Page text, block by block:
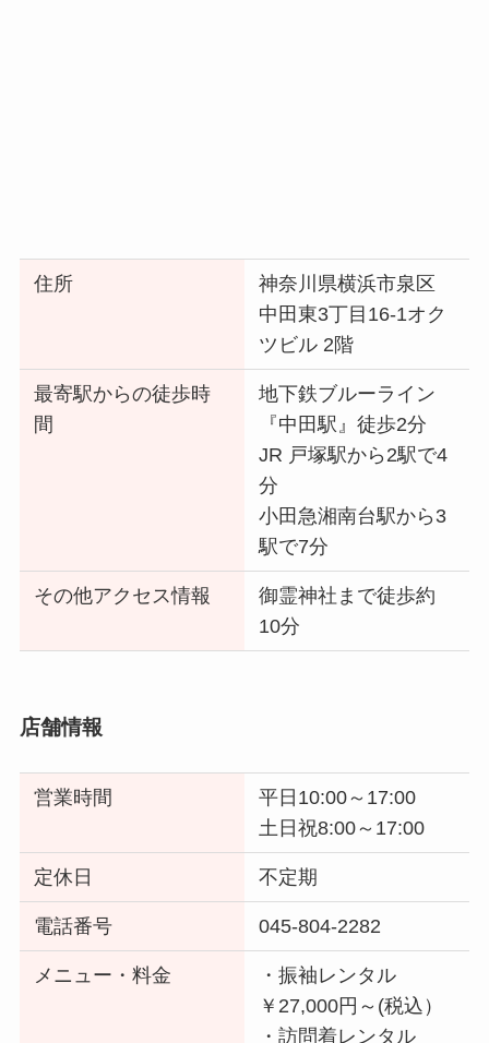
住所
神奈川県横浜市泉区
中田東3丁目16-1オク
ツビル 2階
最寄駅からの徒歩時
間
地下鉄ブルーライン
『中田駅』徒歩2分
JR 戸塚駅から2駅で4
分
小田急湘南台駅から3
駅で7分
その他アクセス情報
御霊神社まで徒歩約
10分
店舗情報
営業時間
平日10:00～17:00
土日祝8:00～17:00
定休日 不定期
電話番号 045-804-2282
メニュー・料金
・振袖レンタル
￥27,000円～(税込）
・訪問着レンタル